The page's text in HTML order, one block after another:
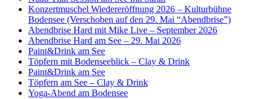
Konzertmuschel Wiedereröffnung 2026 – Kulturbühne
Bodensee (Verschoben auf den 29. Mai “Abendbrise”)
Abendbrise Hard mit Mike Live – September 2026
Abendbrise Hard am See – 29. Mai 2026
Paint&Drink am See
Töpfern mit Bodenseeblick – Clay & Drink
Paint&Drink am See
Töpfern am See – Clay & Drink
Yoga-Abend am Bodensee